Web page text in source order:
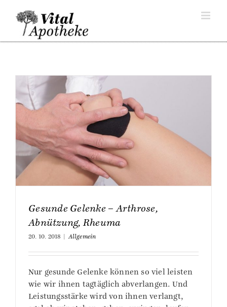
content
Gesunde Gelenke – Arthrose,
Abnützung, Rheuma
20. 10. 2018 Allgemein
Nur gesunde Gelenke können so viel leisten
wie wir ihnen tagtäglich abverlangen. Und
Leistungsstärke wird von ihnen verlangt,